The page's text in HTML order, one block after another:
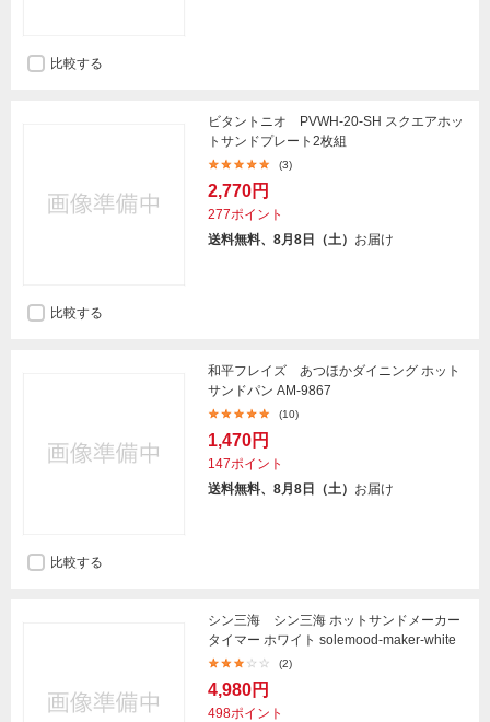
比較する
ビタントニオ PVWH-20-SH スクエアホッ
トサンドプレート2枚組
(3)
2,770円
277ポイント
送料無料、8月8日（土） お届け
比較する
和平フレイズ あつほかダイニング ホット
サンドパン AM-9867
(10)
1,470円
147ポイント
送料無料、8月8日（土） お届け
比較する
シン三海 シン三海 ホットサンドメーカー
タイマー ホワイト solemood-maker-white
(2)
4,980円
498ポイント